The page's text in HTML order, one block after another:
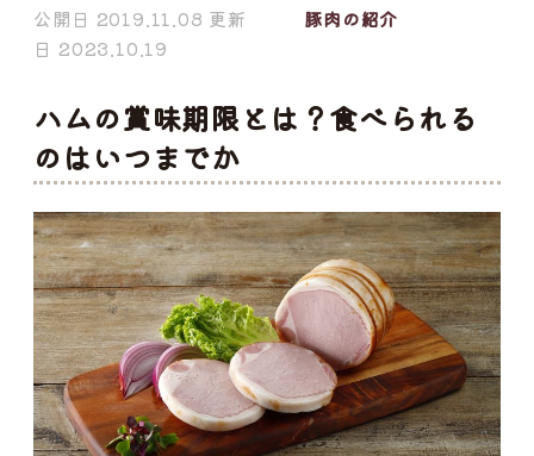
公開日 2019.11.08 更新
日 2023.10.19
豚肉の紹介
ハムの賞味期限とは？食べられる
のはいつまでか